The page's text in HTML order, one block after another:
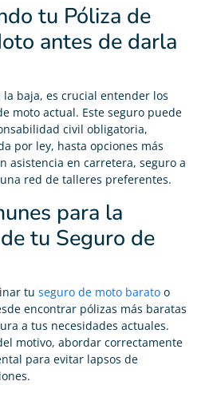
tu Póliza de
antes de darla
baja, es crucial entender los
moto actual. Este seguro puede
civil obligatoria,
por ley, hasta opciones más
asistencia en carretera, seguro a
red de talleres preferentes.
para la
tu Seguro de
tu seguro de moto barato o
encontrar pólizas más baratas
a tus necesidades actuales.
motivo, abordar correctamente
para evitar lapsos de